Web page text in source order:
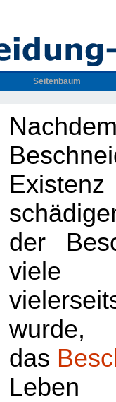
Seitenbaum
der
viele
das
Leben